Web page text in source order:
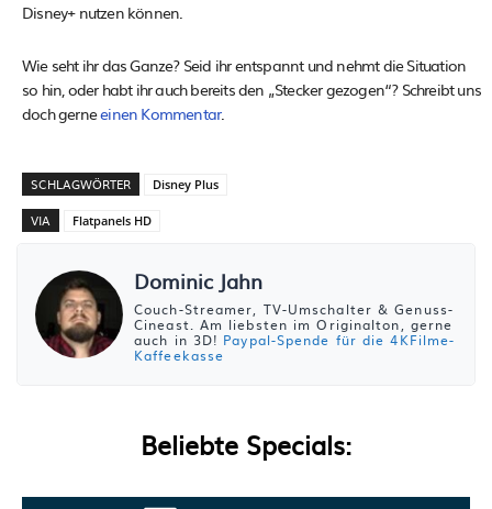
Disney+ nutzen können.
Wie seht ihr das Ganze? Seid ihr entspannt und nehmt die Situation
so hin, oder habt ihr auch bereits den „Stecker gezogen“? Schreibt uns
doch gerneeinen Kommentar.
SCHLAGWÖRTER Disney Plus
VIA Flatpanels HD
Dominic Jahn
Couch-Streamer, TV-Umschalter & Genuss-
Cineast. Am liebsten im Originalton, gerne
auch in 3D! Paypal-Spende für die 4KFilme-
Kaffeekasse
Beliebte Specials: